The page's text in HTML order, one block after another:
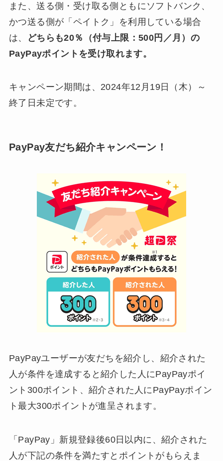
また、送る側・受け取る側ともにソフトバンク、
かつ送る側が「ペイトク」を利用している場合
は、
どちらも20％（付与上限：500円／月）の
PayPayポイントを受け取れます。
キャンペーン期間は、2024年12月19日（木）～
終了日未定です。
PayPay友だち紹介キャンペーン！
PayPayユーザーが友だちを紹介し、紹介された
人が条件を達成すると紹介した人にPayPayポイ
ント300ポイント、紹介された人にPayPayポイン
ト最大300ポイントが進呈されます。
「PayPay」新規登録後60日以内に、紹介された
人が下記の条件を満たすとポイントがもらえま